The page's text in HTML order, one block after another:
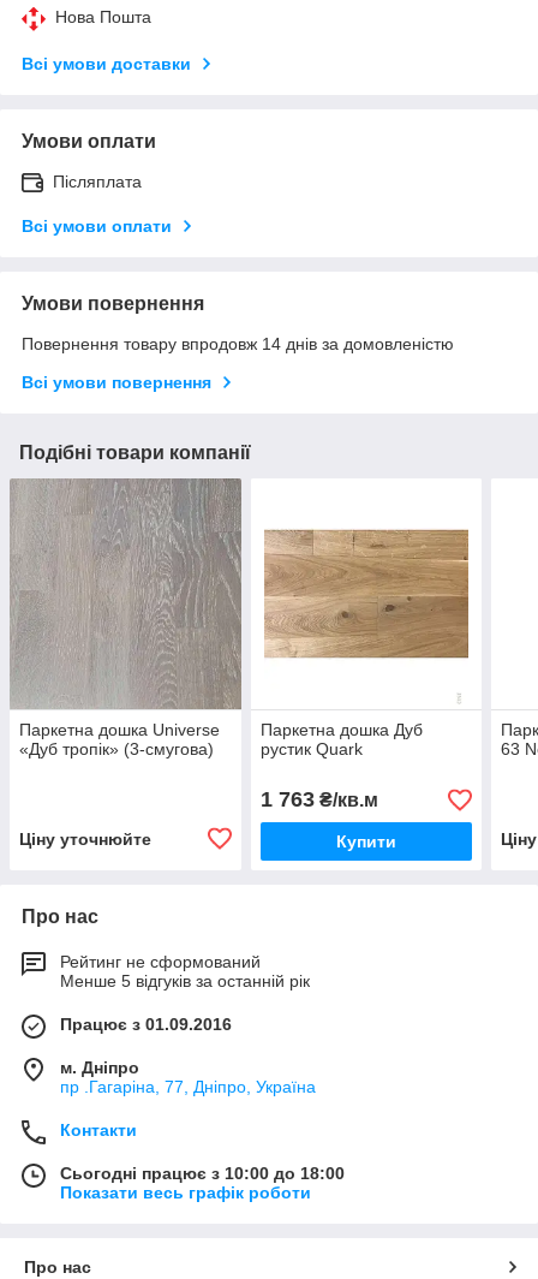
Нова Пошта
Всі умови доставки
Умови оплати
Післяплата
Всі умови оплати
Умови повернення
Повернення товару впродовж 14 днів за домовленістю
Всі умови повернення
Подібні товари компанії
Паркетна дошка Universe
«Дуб тропік» (3-смугова)
Ціну уточнюйте
Паркетна дошка Дуб
рустик Quark
1 763₴/кв.м
Купити
63
Про нас
Рейтинг не сформований
Менше 5 відгуків за останній рік
Працює з 01.09.2016
м. Дніпро
пр .Гагаріна, 77, Дніпро, Україна
Контакти
Сьогодні працює з 10:00 до 18:00
Показати весь графік роботи
Про нас